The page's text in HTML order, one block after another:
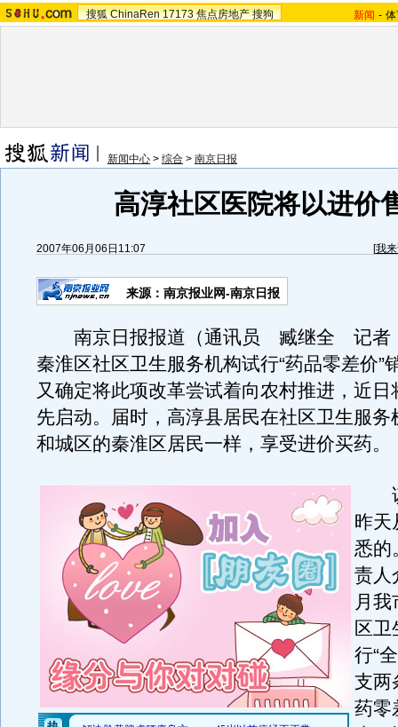
搜狐 ChinaRen 17173 焦点房地产 搜狗 新闻 -
新闻中心 > 综合 > 南京日报
高淳社区医院将以进价
2007年06月06日11:07 [我
来源：南京报业网-南京日报
南京日报报道（通讯员 臧继全 记者
秦淮区社区卫生服务机构试行“药品零差价”
又确定将此项改革尝试着向农村推进，近日
先启动。届时，高淳县居民在社区卫生服务
和城区的秦淮区居民一样，享受进价买药。
该
昨天
悉的
责人
月
区卫
行“
支两
药零